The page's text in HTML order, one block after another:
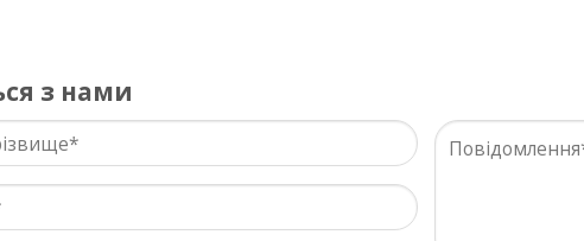
з нами